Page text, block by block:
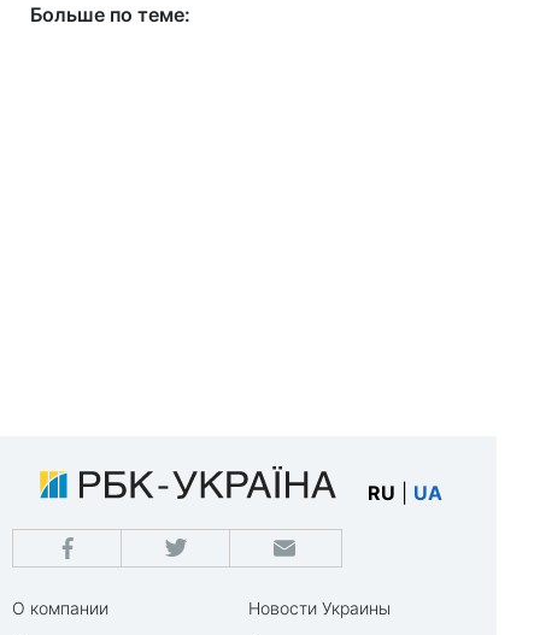
Больше по теме:
RU UA
О компании
Новости Украины